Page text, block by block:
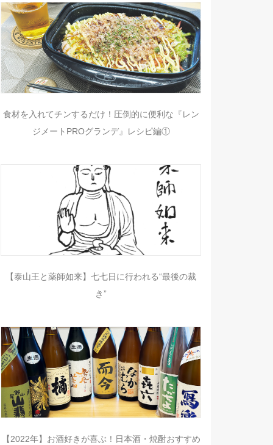
食材を入れてチンするだけ！圧倒的に便利な『レン
ジメートPROグランデ』レシピ編①
【泰山王と薬師如来】七七日に行われる“最後の裁
き”
【2022年】お酒好きが喜ぶ！日本酒・焼酎おすすめ